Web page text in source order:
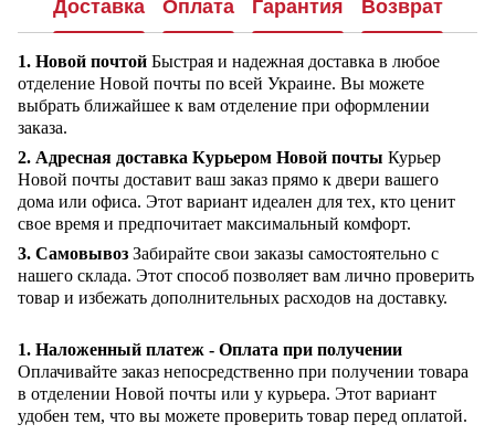
Доставка Оплата Гарантия Возврат
1. Новой почтой Быстрая и надежная доставка в любое
отделение Новой почты по всей Украине. Вы можете
выбрать ближайшее к вам отделение при оформлении
заказа.
2. Адресная доставка Курьером Новой почты Курьер
Новой почты доставит ваш заказ прямо к двери вашего
дома или офиса. Этот вариант идеален для тех, кто ценит
свое время и предпочитает максимальный комфорт.
3. Самовывоз Забирайте свои заказы самостоятельно с
нашего склада. Этот способ позволяет вам лично проверить
товар и избежать дополнительных расходов на доставку.
1. Наложенный платеж - Оплата при получении
Оплачивайте заказ непосредственно при получении товара
в отделении Новой почты или у курьера. Этот вариант
удобен тем, что вы можете проверить товар перед оплатой.